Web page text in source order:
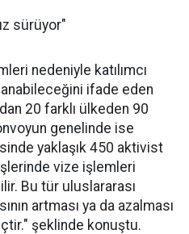
sürüyor"
nedeniyle katılımcı
ifade eden
20 farklı ülkeden 90
genelinde ise
yaklaşık 450 aktivist
vize işlemleri
Bu tür uluslararası
artması ya da azalması
şeklinde konuştu.